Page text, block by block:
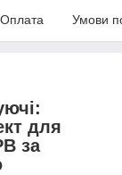
Оплата Умови
для
за